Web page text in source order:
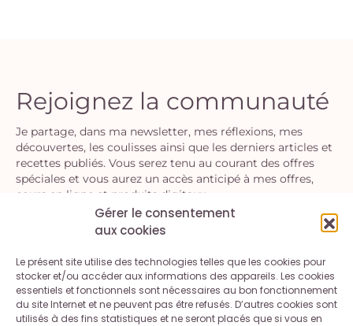
Gérer le consentement
aux cookies
Le présent site utilise des technologies telles que les cookies pour
stocker et/ou accéder aux informations des appareils. Les cookies
essentiels et fonctionnels sont nécessaires au bon fonctionnement
du site Internet et ne peuvent pas être refusés. D’autres cookies sont
utilisés à des fins statistiques et ne seront placés que si vous en
Rejoignez la communauté
Je partage, dans ma newsletter, mes réflexions, mes
découvertes, les coulisses ainsi que les derniers articles et
recettes publiés. Vous serez tenu au courant des offres
spéciales et vous aurez un accès anticipé à mes offres,
cours en ligne et produits digitaux.
En vous inscrivant, vous acceptez la politique de confidentialité.
Vous pouvez vous désinscrire à tout moment.